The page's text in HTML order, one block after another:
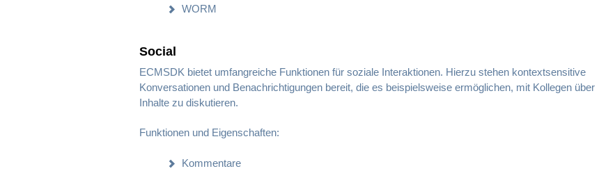
WORM
Social
ECMSDK bietet umfangreiche Funktionen für soziale Interaktionen. Hierzu stehen kontextsensitive
Konversationen und Benachrichtigungen bereit, die es beispielsweise ermöglichen, mit Kollegen über
Inhalte zu diskutieren.
Funktionen und Eigenschaften:
Kommentare